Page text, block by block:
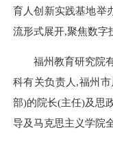
育人创新实践基地举
流形式展开,聚焦数字
福州教育研究院
科有关负责人,福州
部)的院长(主任)及思
导及马克思主义学院